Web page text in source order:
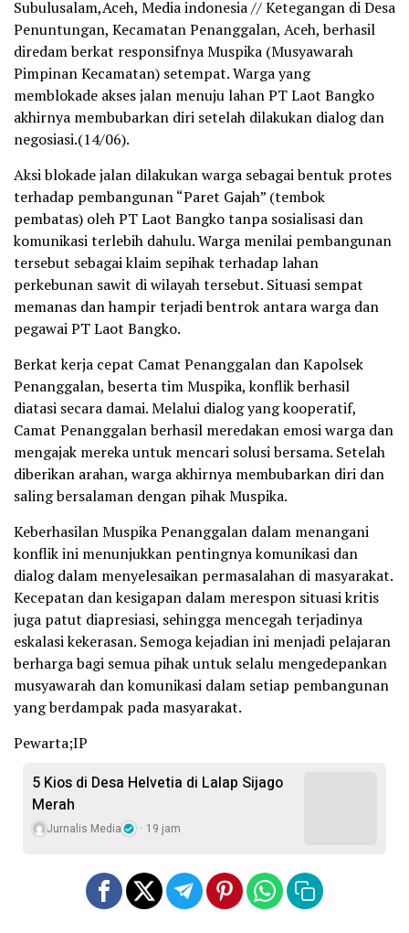
Subulusalam,Aceh, Media indonesia // Ketegangan di Desa
Penuntungan, Kecamatan Penanggalan, Aceh, berhasil
diredam berkat responsifnya Muspika (Musyawarah
Pimpinan Kecamatan) setempat. Warga yang
memblokade akses jalan menuju lahan PT Laot Bangko
akhirnya membubarkan diri setelah dilakukan dialog dan
negosiasi.(14/06).
Aksi blokade jalan dilakukan warga sebagai bentuk protes
terhadap pembangunan “Paret Gajah” (tembok
pembatas) oleh PT Laot Bangko tanpa sosialisasi dan
komunikasi terlebih dahulu. Warga menilai pembangunan
tersebut sebagai klaim sepihak terhadap lahan
perkebunan sawit di wilayah tersebut. Situasi sempat
memanas dan hampir terjadi bentrok antara warga dan
pegawai PT Laot Bangko.
Berkat kerja cepat Camat Penanggalan dan Kapolsek
Penanggalan, beserta tim Muspika, konflik berhasil
diatasi secara damai. Melalui dialog yang kooperatif,
Camat Penanggalan berhasil meredakan emosi warga dan
mengajak mereka untuk mencari solusi bersama. Setelah
diberikan arahan, warga akhirnya membubarkan diri dan
saling bersalaman dengan pihak Muspika.
Keberhasilan Muspika Penanggalan dalam menangani
konflik ini menunjukkan pentingnya komunikasi dan
dialog dalam menyelesaikan permasalahan di masyarakat.
Kecepatan dan kesigapan dalam merespon situasi kritis
juga patut diapresiasi, sehingga mencegah terjadinya
eskalasi kekerasan. Semoga kejadian ini menjadi pelajaran
berharga bagi semua pihak untuk selalu mengedepankan
musyawarah dan komunikasi dalam setiap pembangunan
yang berdampak pada masyarakat.
Pewarta;IP
5 Kios di Desa Helvetia di Lalap Sijago
Merah
Jurnalis Media 19 jam